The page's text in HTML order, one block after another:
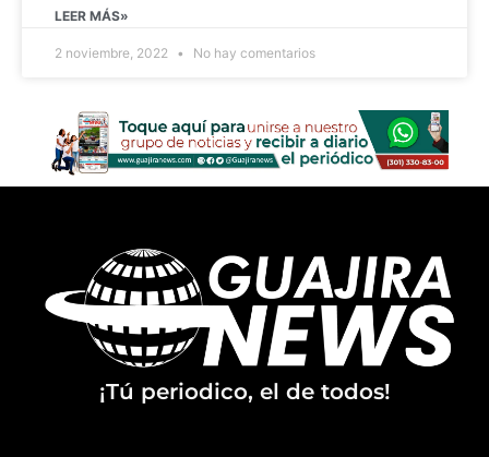
LEER MÁS»
2 noviembre, 2022 No hay comentarios
¡Tú periodico, el de todos!